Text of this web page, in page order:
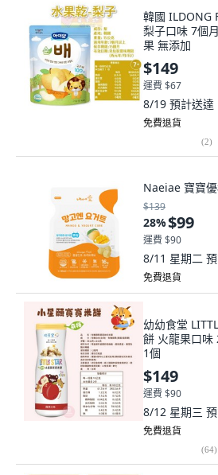
韓國 ILDONG
梨子口味 7個
果 無添加
$149
運費 $67
8/19 預計送達
免費退貨
(2)
Naeiae 寶寶
$139
28%$99
運費 $90
8/11 星期二
免費退貨
幼幼食堂
餅 火龍果口味
1個
$149
運費 $90
8/12 星期三
免費退貨
(64)